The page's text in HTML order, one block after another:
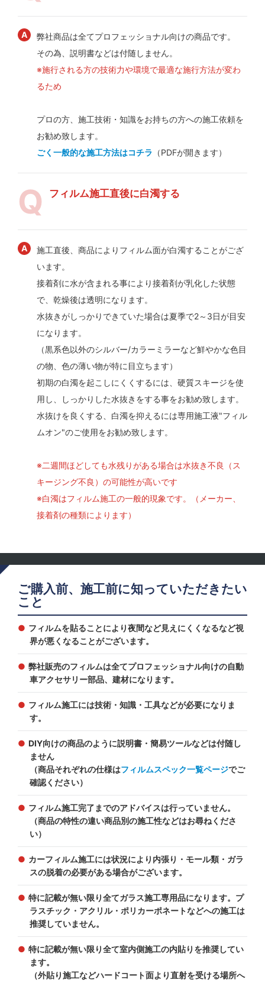
弊社商品は全てプロフェッショナル向けの商品です。
その為、説明書などは付随しません。
※施行される方の技術力や環境で最適な施行方法が変わ
るため
プロの方、施工技術・知識をお持ちの方への施工依頼を
お勧め致します。
ごく一般的な施工方法はコチラ （PDFが開きます）
フィルム施工直後に白濁する
施工直後、商品によりフィルム面が白濁することがござ
います。
接着剤に水が含まれる事により接着剤が乳化した状態
で、乾燥後は透明になります。
水抜きがしっかりできていた場合は夏季で2～3日が目安
になります。
（黒系色以外のシルバー/カラーミラーなど鮮やかな色目
の物、色の薄い物が特に目立ちます）
初期の白濁を起こしにくくするには、硬質スキージを使
用し、しっかりした水抜きをする事をお勧め致します。
水抜けを良くする、白濁を抑えるには専用施工液"フィル
ムオン"のご使用をお勧め致します。
※二週間ほどしても水残りがある場合は水抜き不良（ス
キージング不良）の可能性が高いです
※白濁はフィルム施工の一般的現象です。（メーカー、
接着剤の種類によります）
ご購入前、施工前に知っていただきたい
こと
フィルムを貼ることにより夜間など見えにくくなるなど視
界が悪くなることがございます。
弊社販売のフィルムは全てプロフェッショナル向けの自動
車アクセサリー部品、建材になります。
フィルム施工には技術・知識・工具などが必要になりま
す。
DIY向けの商品のように説明書・簡易ツールなどは付随し
ません
（商品それぞれの仕様はフィルムスペック一覧ページでご
確認ください）
フィルム施工完了までのアドバイスは行っていません。
（商品の特性の違い商品別の施工性などはお尋ねくださ
い）
カーフィルム施工には状況により内張り・モール類・ガラ
スの脱着の必要がある場合がございます。
特に記載が無い限り全てガラス施工専用品になります。プ
ラスチック・アクリル・ポリカーポネートなどへの施工は
推奨していません。
特に記載が無い限り全て室内側施工の内貼りを推奨してい
ます。
（外貼り施工などハードコート面より直射を受ける場所へ